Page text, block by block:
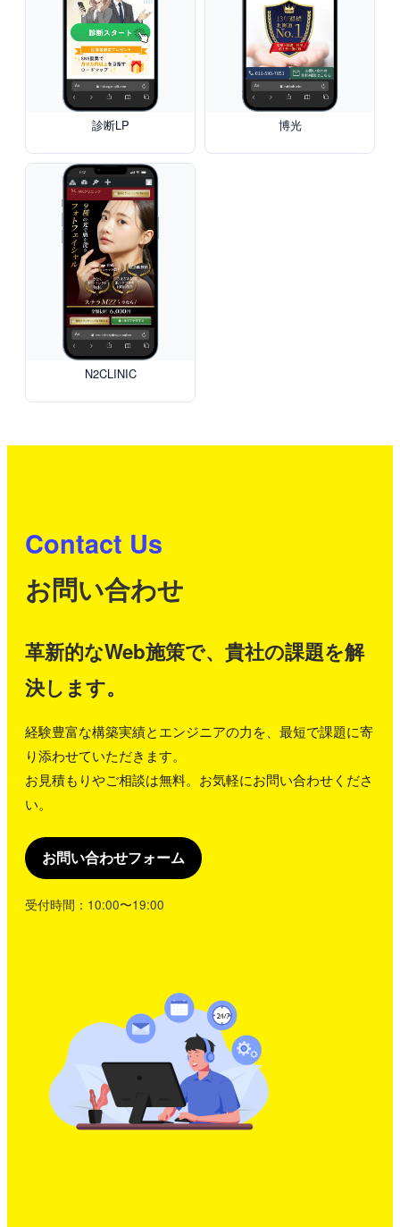
診断LP 博光
N2CLINIC
Contact Us
お問い合わせ
革新的なWeb施策で、貴社の課題を解
決します。
経験豊富な構築実績とエンジニアの力を、最短で課題に寄
り添わせていただきます。
お見積もりやご相談は無料。お気軽にお問い合わせくださ
い。
お問い合わせフォーム
受付時間：10:00〜19:00